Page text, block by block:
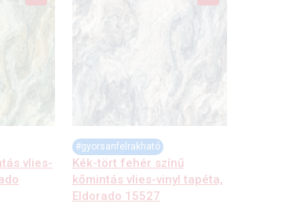
vlies-
#gyorsanfelrakható
Kék-tört fehér színű
kőmintás vlies-vinyl tapéta,
Eldorado 15527